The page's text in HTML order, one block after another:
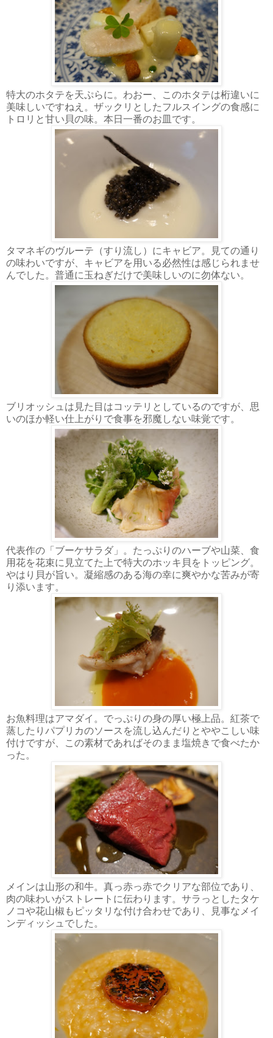
特大のホタテを天ぷらに。わおー、このホタテは桁違いに
美味しいですねえ。ザックリとしたフルスイングの食感に
トロリと甘い貝の味。本日一番のお皿です。
タマネギのヴルーテ（すり流し）にキャビア。見ての通り
の味わいですが、キャビアを用いる必然性は感じられませ
んでした。普通に玉ねぎだけで美味しいのに勿体ない。
ブリオッシュは見た目はコッテリとしているのですが、思
いのほか軽い仕上がりで食事を邪魔しない味覚です。
代表作の「ブーケサラダ」。たっぷりのハーブや山菜、食
用花を花束に見立てた上で特大のホッキ貝をトッピング。
やはり貝が旨い。凝縮感のある海の幸に爽やかな苦みが寄
り添います。
お魚料理はアマダイ。でっぷりの身の厚い極上品。紅茶で
蒸したりパプリカのソースを流し込んだりとややこしい味
付けですが、この素材であればそのまま塩焼きで食べたか
った。
メインは山形の和牛。真っ赤っ赤でクリアな部位であり、
肉の味わいがストレートに伝わります。サラっとしたタケ
ノコや花山椒もピッタリな付け合わせであり、見事なメイ
ンディッシュでした。